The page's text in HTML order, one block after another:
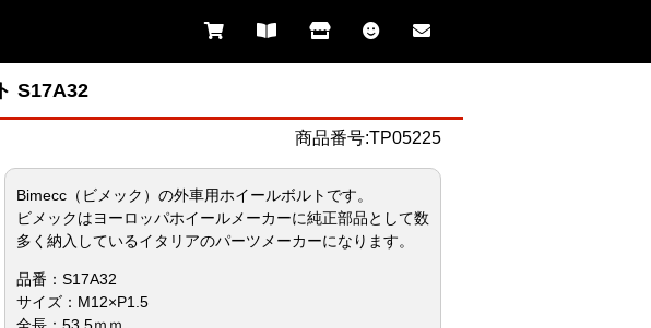
S17A32
商品番号:TP05225
Bimecc（ビメック）の外車用ホイールボルトです。
ビメックはヨーロッパホイールメーカーに純正部品として数
多く納入しているイタリアのパーツメーカーになります。
品番：S17A32
サイズ：M12×P1.5